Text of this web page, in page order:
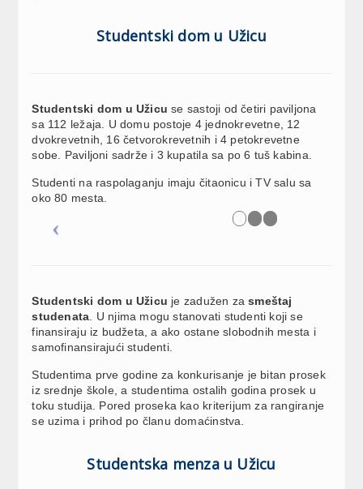
Studentski dom u Užicu
Studentski dom u Užicu se sastoji od četiri paviljona
sa 112 ležaja. U domu postoje 4 jednokrevetne, 12
dvokrevetnih, 16 četvorokrevetnih i 4 petokrevetne
sobe. Paviljoni sadrže i 3 kupatila sa po 6 tuš kabina.
Studenti na raspolaganju imaju čitaonicu i TV salu sa
oko 80 mesta.
Studentski dom u Užicu je zadužen zasmeštaj
studenata . U njima mogu stanovati studenti koji se
finansiraju iz budžeta, a ako ostane slobodnih mesta i
samofinansirajući studenti.
Studentima prve godine za konkurisanje je bitan prosek
iz srednje škole, a studentima ostalih godina prosek u
toku studija. Pored proseka kao kriterijum za rangiranje
se uzima i prihod po članu domaćinstva.
Studentska menza u Užicu